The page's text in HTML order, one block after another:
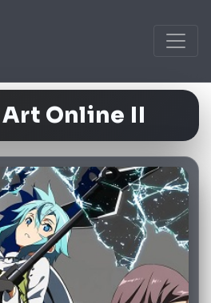
Online II